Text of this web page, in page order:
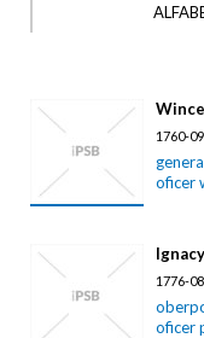
1760-
oficer
1776-
oficer